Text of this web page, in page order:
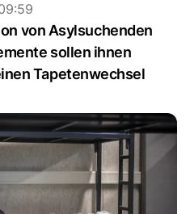
von Asylsuchenden
sollen ihnen
Tapetenwechsel